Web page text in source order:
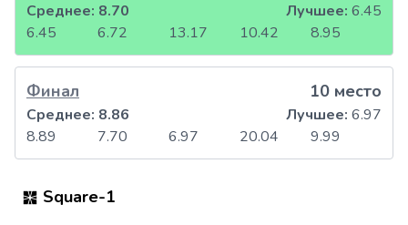
6.45 6.72 13.17 10.42 8.95
Среднее: 8.70 Лучшее: 6.45
Финал 10 место
8.89 7.70 6.97 20.04 9.99
Среднее: 8.86 Лучшее: 6.97
Square-1